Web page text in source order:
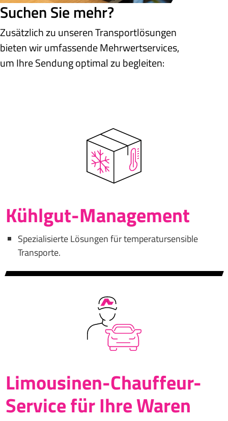
Suchen Sie mehr?
Zusätzlich zu unseren Transportlösungen
bieten wir umfassende Mehrwertservices,
um Ihre Sendung optimal zu begleiten:
Kühlgut-Management
Spezialisierte Lösungen für temperatursensible
Transporte.
Limousinen-Chauffeur-
Service für Ihre Waren